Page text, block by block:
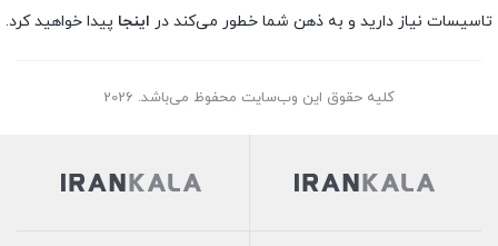
تاسیسات نیاز دارید و به ذهن شما خطور می‌کند در اینجا پیدا خواهید کرد.
کلیه حقوق این وب‌سایت محفوظ می‌باشد. 2026